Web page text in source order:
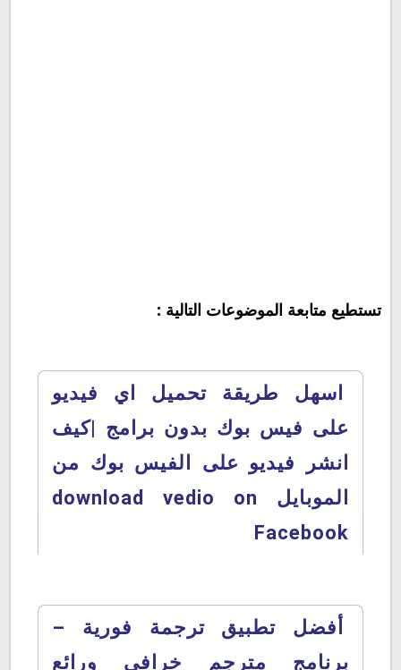
تستطيع متابعة الموضوعات التالية :
اسهل طريقة تحميل اي فيديو
على فيس بوك بدون برامج |كيف
انشر فيديو على الفيس بوك من
الموبايل download vedio on
Facebook
أفضل تطبيق ترجمة فورية –
برنامج مترجم خرافي ورائع